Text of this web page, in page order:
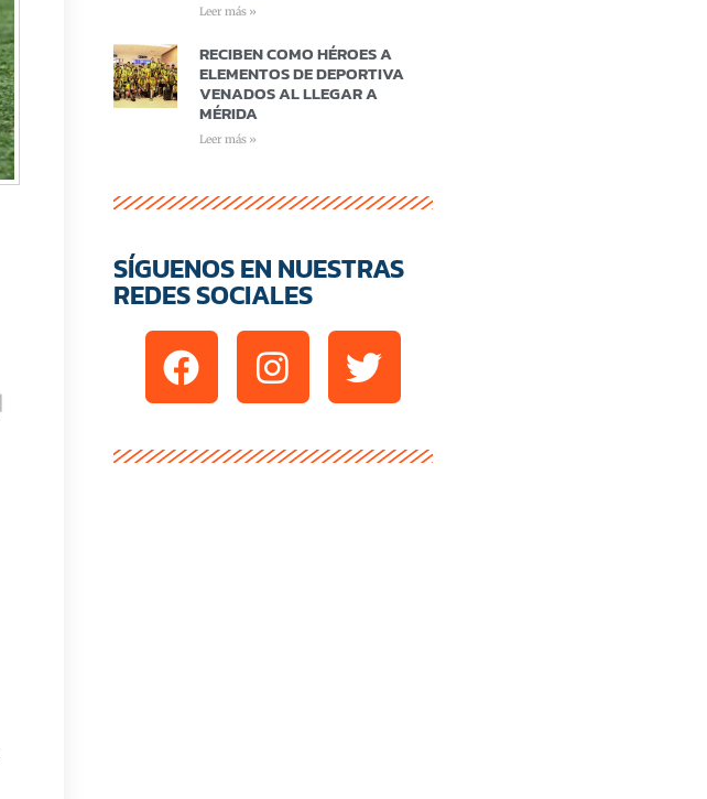
Leer más »
RECIBEN COMO HÉROES A
ELEMENTOS DE DEPORTIVA
VENADOS AL LLEGAR A
MÉRIDA
Leer más »
SÍGUENOS EN NUESTRAS
REDES SOCIALES